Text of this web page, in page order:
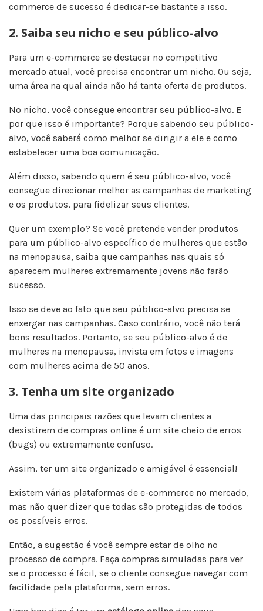
commerce de sucesso é dedicar-se bastante a isso.
2. Saiba seu nicho e seu público-alvo
Para um e-commerce se destacar no competitivo
mercado atual, você precisa encontrar um nicho. Ou seja,
uma área na qual ainda não há tanta oferta de produtos.
No nicho, você consegue encontrar seu público-alvo. E
por que isso é importante? Porque sabendo seu público-
alvo, você saberá como melhor se dirigir a ele e como
estabelecer uma boa comunicação.
Além disso, sabendo quem é seu público-alvo, você
consegue direcionar melhor as campanhas de marketing
e os produtos, para fidelizar seus clientes.
Quer um exemplo? Se você pretende vender produtos
para um público-alvo específico de mulheres que estão
na menopausa, saiba que campanhas nas quais só
aparecem mulheres extremamente jovens não farão
sucesso.
Isso se deve ao fato que seu público-alvo precisa se
enxergar nas campanhas. Caso contrário, você não terá
bons resultados. Portanto, se seu público-alvo é de
mulheres na menopausa, invista em fotos e imagens
com mulheres acima de 50 anos.
3. Tenha um site organizado
Uma das principais razões que levam clientes a
desistirem de compras online é um site cheio de erros
(bugs) ou extremamente confuso.
Assim, ter um site organizado e amigável é essencial!
Existem várias plataformas de e-commerce no mercado,
mas não quer dizer que todas são protegidas de todos
os possíveis erros.
Então, a sugestão é você sempre estar de olho no
processo de compra. Faça compras simuladas para ver
se o processo é fácil, se o cliente consegue navegar com
facilidade pela plataforma, sem erros.